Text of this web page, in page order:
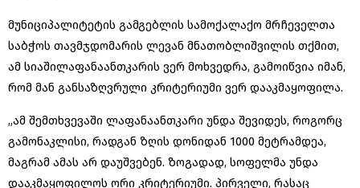
მუნიციპალიტეტის გამგებლის სამოქალაქო მრჩეველთა
საბჭოს თავმჯდომარის ლევან მნათობლიშვილის თქმით,
ამ სიაშილაფანაანთკარის ვერ მოხვედრა, გამოიწვია იმან,
რომ მან განსაზღვრული კრიტერიუმი ვერ დააკმაყოფილა.
„ამ შემთხვევაში ლაფანაანთკარი უნდა შევიდეს, როგორც
გამონაკლისი, რადგან ზღის დონიდან 1000 მეტრამდეა,
მაგრამ ამას არ დაუშვებენ. ზოგადად, სოფელმა უნდა
დააკმაყოფილოს ორი კრიტერიუმი. პირველი, რასაც